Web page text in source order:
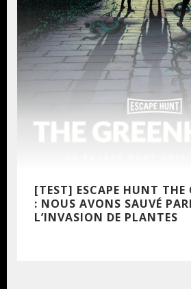
[TEST] ESCAPE HUNT THE
: NOUS AVONS SAUVÉ
L’INVASION DE PLANTES